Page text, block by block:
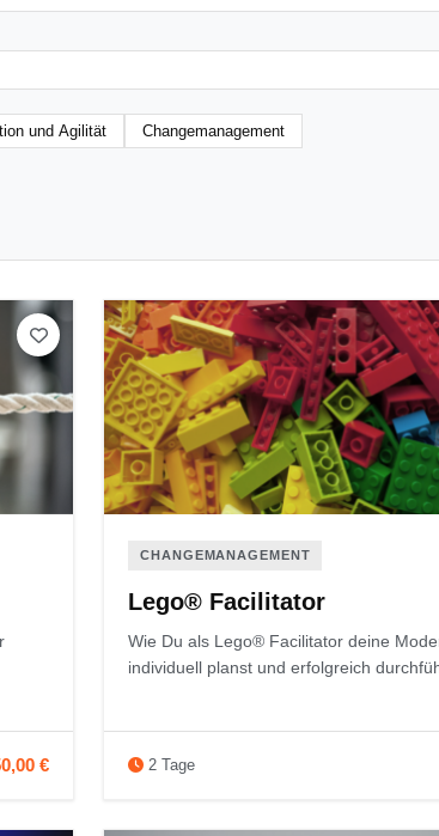
und Agilität Changemanagement
€
CHANGEMANAGEMENT
Lego® Facilitator
Wie Du als Lego® Facilitator deine
individuell planst und erfolgreich
2 Tage